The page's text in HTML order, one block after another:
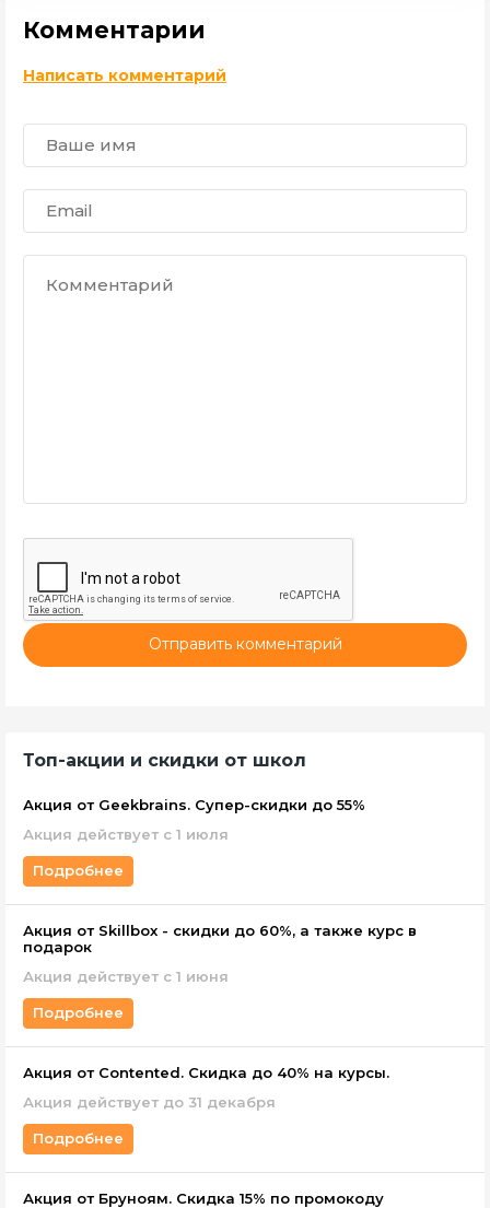
Комментарии
Написать комментарий
Отправить комментарий
Топ-акции и скидки от школ
Акция от Geekbrains. Супер-скидки до 55%
Акция действует с 1 июля
Подробнее
Акция от Skillbox - скидки до 60%, а также курс в
подарок
Акция действует c 1 июня
Подробнее
Акция от Contented. Скидка до 40% на курсы.
Акция действует до 31 декабря
Подробнее
Акция от Бруноям. Скидка 15% по промокоду